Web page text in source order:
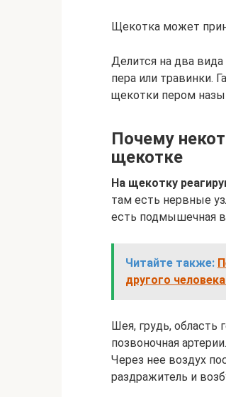
Щекотка может
Делится на два
пера или травинки.
щекотки пером
Почему
щекотке
На щекотку
там есть нервные
есть подмышечная
Читайте также:
другого
Шея, грудь, область
позвоночная
Через нее воздух
раздражитель и